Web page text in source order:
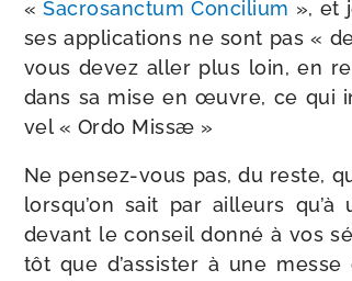
«Sacrosanctum Concilium », et
ses appli­ca­tions ne sont pas «
vous devez aller plus loin, en
dans sa mise en œuvre, ce qui
vel « Ordo Missæ »
Ne pensez-​vous pas, du reste,
lorsqu’on sait par ailleurs
devant le conseil don­né à vos
tôt que d’assister à une